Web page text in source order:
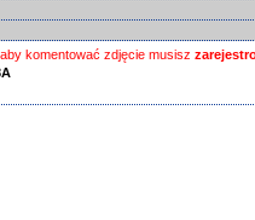
aby komentować zdjęcie musisz